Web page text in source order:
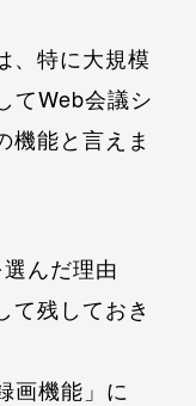
、特に大規模
てWeb会議シ
機能と言えま
んだ理由
て残しておき
画機能」に